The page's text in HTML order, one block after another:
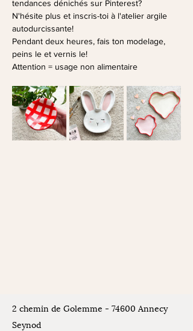
tendances dénichés sur Pinterest?
N'hésite plus et inscris-toi à l'atelier argile
autodurcissante!
Pendant deux heures, fais ton modelage,
peins le et vernis le!
Attention = usage non alimentaire
2 chemin de Golemme - 74600 Annecy
Seynod